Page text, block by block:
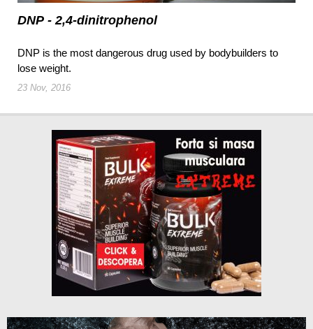
DNP - 2,4-dinitrophenol
DNP is the most dangerous drug used by bodybuilders to
lose weight.
23 Nov, 2016